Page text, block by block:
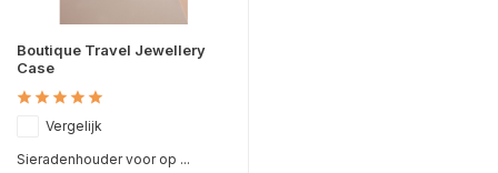
Boutique Travel Jewellery
Case
Vergelijk
Sieradenhouder voor op ...